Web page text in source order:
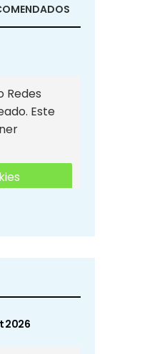
Redes
Este
Redes
2026